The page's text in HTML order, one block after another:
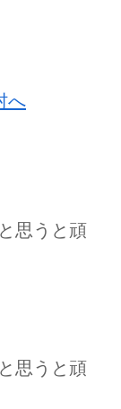
思うと頑
思うと頑